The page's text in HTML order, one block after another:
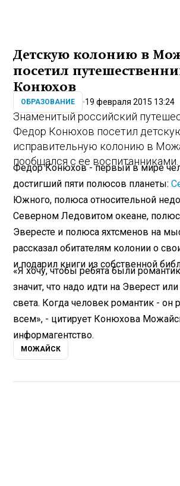
Детскую колонию в
посетил
Конюхов
ОБРАЗОВАНИЕ 19 февраля 2015 13:24
Знаменитый российский
Федор Конюхов посетил
исправительную колонию в
пообщался с ее воспитанниками.
Федор Конюхов - первый в мире
достигший пяти полюсов планеты:
Южного, полюса относительной
Северном Ледовитом океане,
Эвересте и полюса яхтсменов на
рассказал обитателям колонии о
и подарил книги из собственной
«Я хочу, чтобы ребята были
значит, что надо идти на Эверест
света. Когда человек романтик - он
всем», - цитирует Конюхова
информагентство.
МОЖАЙСК